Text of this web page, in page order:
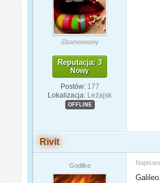
Zbanowany
Reputacja: 3
Nowy
Postów: 177
Lokalizacja: Leżajsk
OFFLINE
Rivit
Godlike
Galileo.